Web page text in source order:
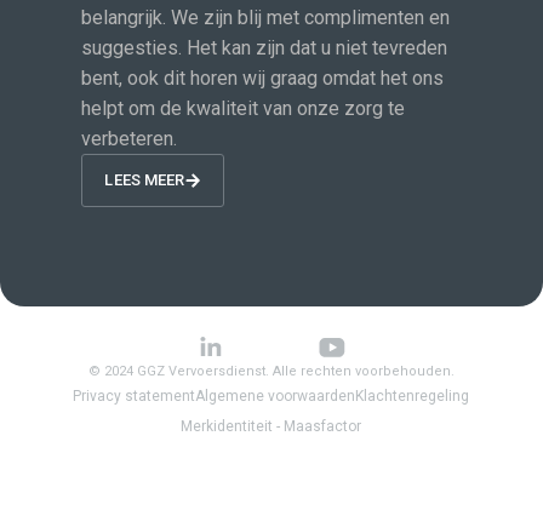
belangrijk. We zijn blij met complimenten en
suggesties. Het kan zijn dat u niet tevreden
bent, ook dit horen wij graag omdat het ons
helpt om de kwaliteit van onze zorg te
verbeteren.
LEES MEER
© 2024 GGZ Vervoersdienst. Alle rechten voorbehouden.
Privacy statementAlgemene voorwaarden Klachtenregeling
Merkidentiteit - Maasfactor